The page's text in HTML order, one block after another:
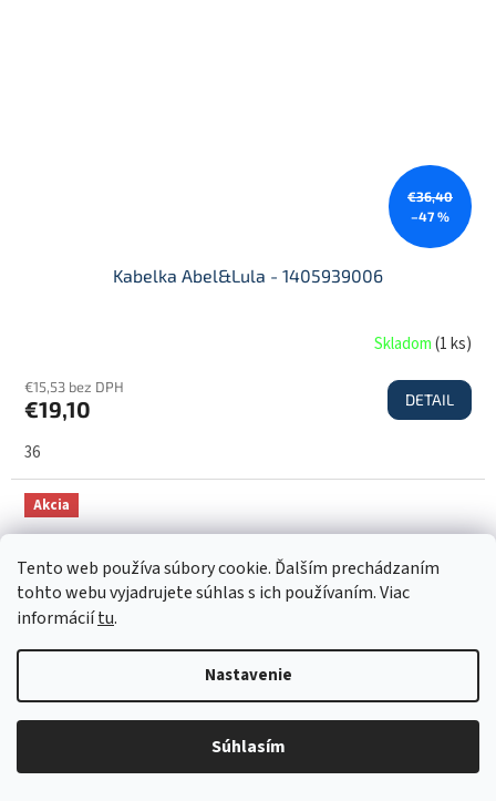
Tento web používa súbory cookie. Ďalším prechádzaním
tohto webu vyjadrujete súhlas s ich používaním. Viac
informáciítu.
Nastavenie
Súhlasím
€36,40
–47 %
Kabelka Abel&Lula - 1405939006
Skladom(1 ks)
€15,53 bez DPH
€19,10 DETAIL
36
Akcia
€36,40